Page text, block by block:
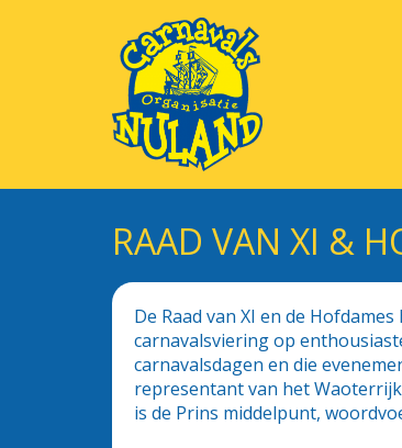
RAAD VAN XI &
De Raad van XI en de
carnavalsviering op
carnavalsdagen en die
representant van het
is de Prins middelpunt,